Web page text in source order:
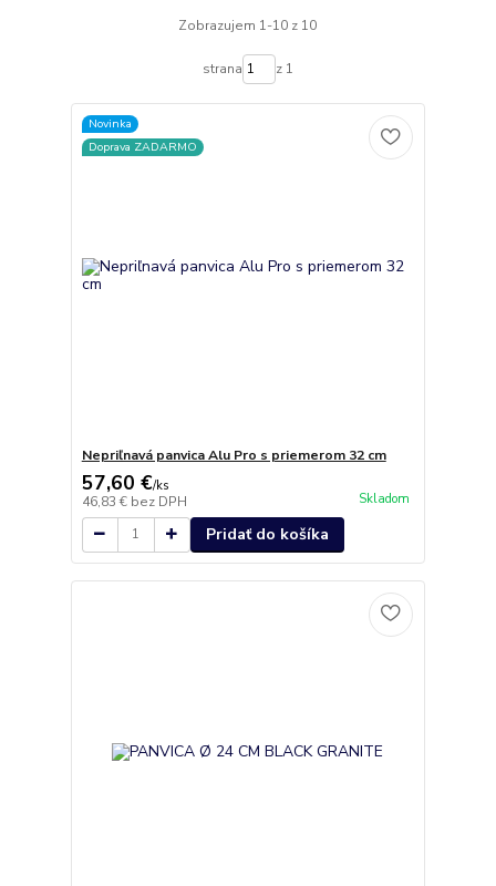
Zobrazujem 1-10 z 10
strana z 1
Novinka
Doprava ZADARMO
Nepriľnavá panvica Alu Pro s priemerom 32 cm
57,60 €/ks
46,83 € bez DPH Skladom
Pridať do košíka